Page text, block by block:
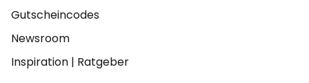
Gutscheincodes
Newsroom
Inspiration | Ratgeber